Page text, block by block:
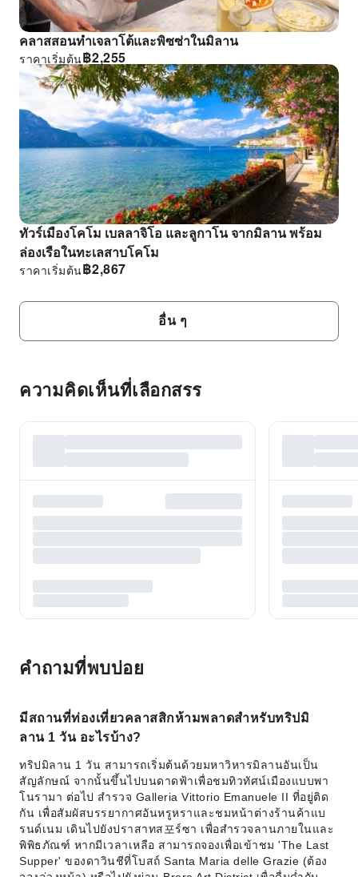
คลาสสอนทําเจลาโต้และพิซซ่าในมิลาน
฿2,255
ราคาเริ่มต้น
ทัวร์เมืองโคโม เบลลาจิโอ และลูกาโน จากมิลาน พร้อม
ล่องเรือในทะเลสาบโคโม
฿2,867
ราคาเริ่มต้น
อื่น ๆ
ความคิดเห็นที่เลือกสรร
คำถามที่พบบ่อย
มีสถานที่ท่องเที่ยวคลาสสิกห้ามพลาดสำหรับทริปมิ
ลาน 1 วัน อะไรบ้าง?
ทริปมิลาน 1 วัน สามารถเริ่มต้นด้วยมหาวิหารมิลานอันเป็น
สัญลักษณ์ จากนั้นขึ้นไปบนดาดฟ้าเพื่อชมทิวทัศน์เมืองแบบพา
โนรามา ต่อไป สำรวจ Galleria Vittorio Emanuele II ที่อยู่ติด
กัน เพื่อสัมผัสบรรยากาศอันหรูหราและชมหน้าต่างร้านค้าแบ
รนด์เนม เดินไปยังปราสาทส포ร์ซา เพื่อสำรวจลานภายในและ
พิพิธภัณฑ์ หากมีเวลาเหลือ สามารถจองเพื่อเข้าชม 'The Last
Supper' ของดาวินชีที่โบสถ์ Santa Maria delle Grazie (ต้อง